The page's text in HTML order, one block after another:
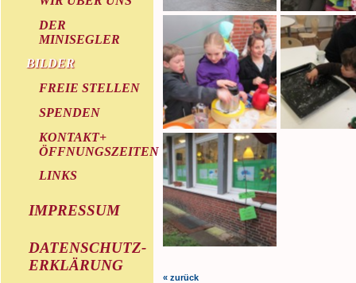
DER
MINISEGLER
BILDER
FREIE STELLEN
SPENDEN
KONTAKT+
ÖFFNUNGSZEITEN
LINKS
IMPRESSUM
DATENSCHUTZ-
ERKLÄRUNG
« zurück